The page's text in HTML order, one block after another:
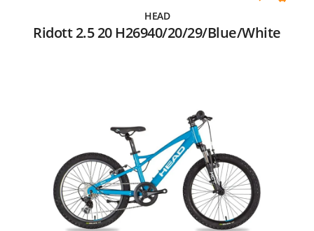
HEAD
Ridott 2.5 20 H26940/20/29/Blue/White